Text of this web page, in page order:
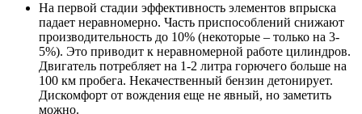
На первой стадии эффективность элементов впрыска
падает неравномерно. Часть приспособлений снижают
производительность до 10% (некоторые – только на 3-
5%). Это приводит к неравномерной работе цилиндров.
Двигатель потребляет на 1-2 литра горючего больше на
100 км пробега. Некачественный бензин детонирует.
Дискомфорт от вождения еще не явный, но заметить
можно.